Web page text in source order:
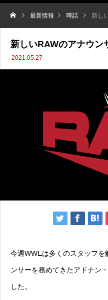
最新情報 噂話 新し
新しいRAWのアナウン
2021.05.27
今週WWEは多くのスタッフを
ンサーを務めてきたアドナン
した。